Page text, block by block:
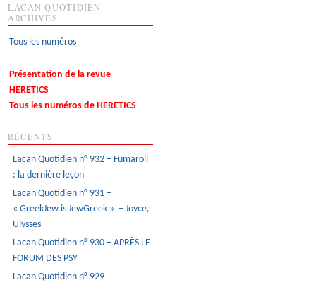
LACAN QUOTIDIEN
ARCHIVES
Tous les numéros
Présentation de la revue
HERETICS
Tous les numéros de HERETICS
RÉCENTS
Lacan Quotidien n° 932 – Fumaroli
: la dernière leçon
Lacan Quotidien n° 931 –
« GreekJew is JewGreek » – Joyce,
Ulysses
Lacan Quotidien n° 930 – APRÈS LE
FORUM DES PSY
Lacan Quotidien n° 929